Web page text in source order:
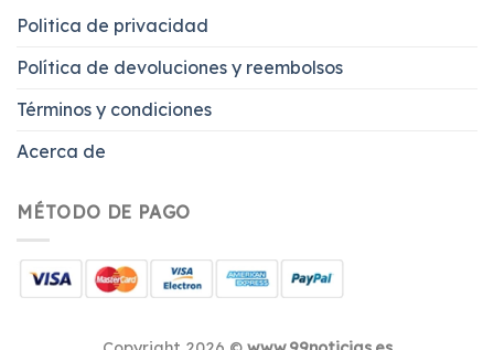
Politica de privacidad
Política de devoluciones y reembolsos
Términos y condiciones
Acerca de
MÉTODO DE PAGO